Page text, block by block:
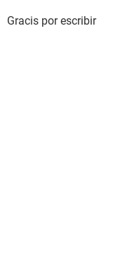
Gracis por escribir